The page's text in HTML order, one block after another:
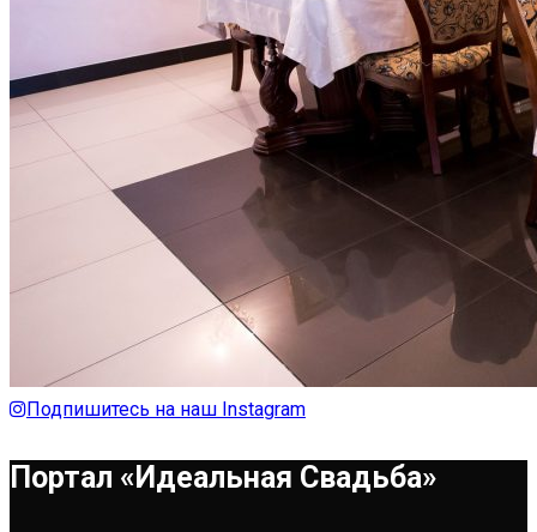
Подпишитесь на наш Instagram
Портал «Идеальная Свадьба»